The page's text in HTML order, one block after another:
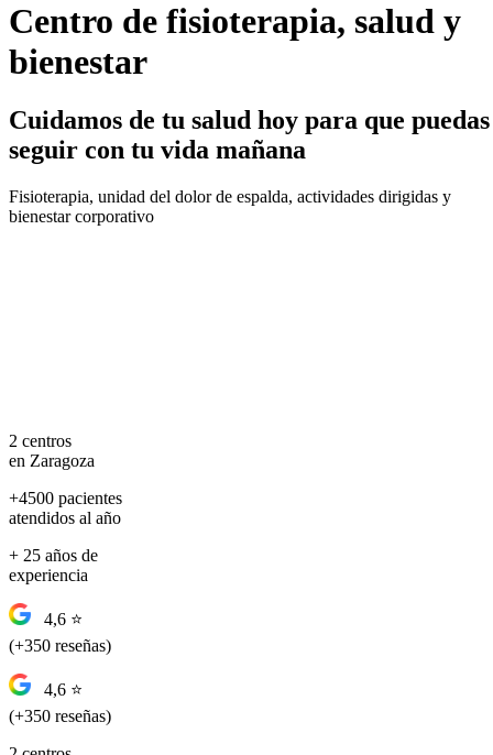
Centro de fisioterapia, salud y
bienestar
Cuidamos de tu salud hoy para que puedas
seguir con tu vida mañana
Fisioterapia, unidad del dolor de espalda, actividades dirigidas y
bienestar corporativo
2 centros
en Zaragoza
+4500 pacientes
atendidos al año
+ 25 años de
experiencia
4,6 ⭐
(+350 reseñas)
4,6 ⭐
(+350 reseñas)